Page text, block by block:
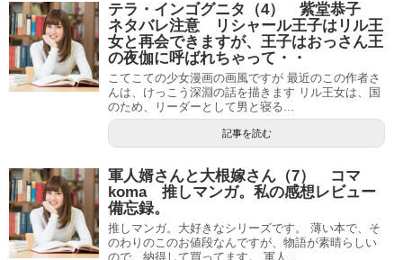
テラ・インゴグニタ（4） 紫堂恭子
ネタバレ注意 リシャール王子はリル王
女と再会できますが、王子はおっさん王
の夜伽に呼ばれちゃって・・
こてこての少女漫画の画風ですが 最近のこの作者さ
んは、けっこう深淵の話を描きます リル王女は、国
のため、リーダーとして男と寝る...
記事を読む
軍人婿さんと大根嫁さん（7） コマ
koma 推しマンガ。私の感想レビュー
備忘録。
推しマンガ。大好きなシリーズです。 薄い本で、そ
のわりのこのお値段なんですが、物語が素晴らしい
ので、納得して買ってます。 軍人...